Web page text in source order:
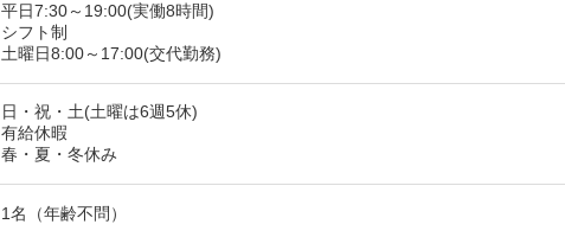
平日7:30～19:00(実働8時間)
シフト制
土曜日8:00～17:00(交代勤務)
日・祝・土(土曜は6週5休)
有給休暇
春・夏・冬休み
1名（年齢不問）